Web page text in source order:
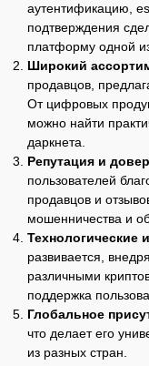
аутентификацию,
подтверждения
платформу одной
Широкий
продавцов,
От цифровых
можно найти
даркнета.
Репутация и
пользователей
продавцов и
мошенничества и
Технологические
развивается,
различными
поддержка
Глобальное
что делает его
из разных стран.